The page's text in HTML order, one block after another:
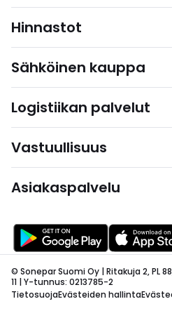
Hinnastot
Sähköinen kauppa
Logistiikan palvelut
Vastuullisuus
Asiakaspalvelu
© Sonepar Suomi Oy | Ritakuja 2, PL
11 | Y-tunnus: 0213785-2
TietosuojaEvästeiden hallinta